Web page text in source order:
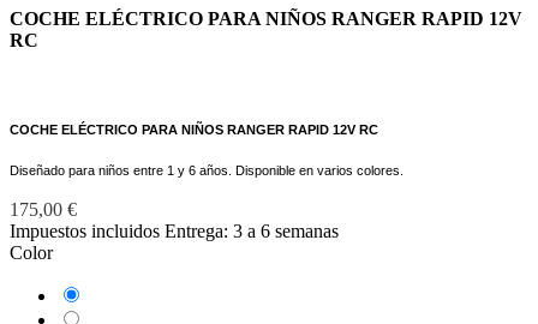
COCHE ELÉCTRICO PARA NIÑOS RANGER RAPID 12V
RC
COCHE ELÉCTRICO PARA NIÑOS RANGER RAPID 12V RC
Diseñado para niños entre 1 y 6 años. Disponible en varios colores.
175,00 €
Impuestos incluidos Entrega: 3 a 6 semanas
Color